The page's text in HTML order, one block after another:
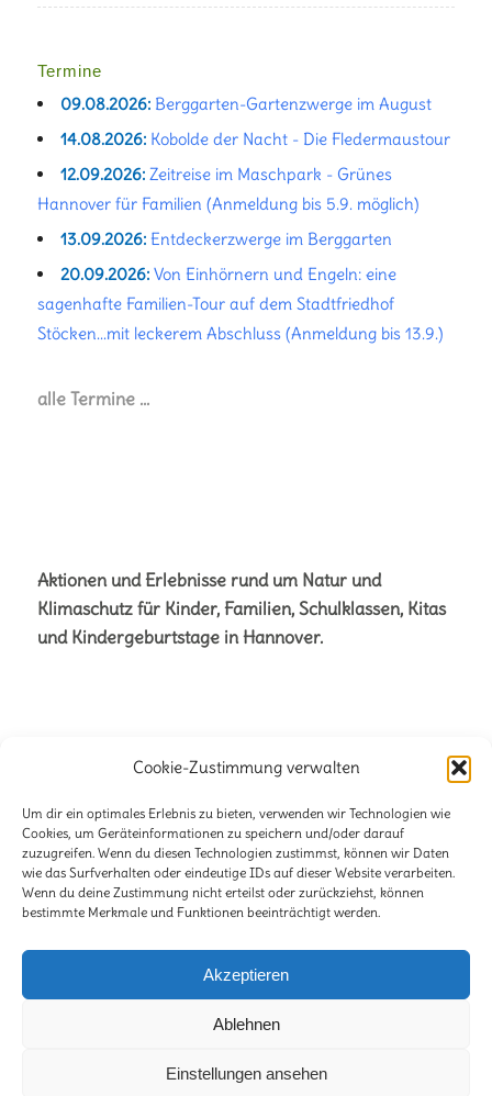
Cookie-Zustimmung verwalten
Um dir ein optimales Erlebnis zu bieten, verwenden wir Technologien wie
Cookies, um Geräteinformationen zu speichern und/oder darauf
zuzugreifen. Wenn du diesen Technologien zustimmst, können wir Daten
wie das Surfverhalten oder eindeutige IDs auf dieser Website verarbeiten.
Wenn du deine Zustimmung nicht erteilst oder zurückziehst, können
bestimmte Merkmale und Funktionen beeinträchtigt werden.
Akzeptieren
Ablehnen
Einstellungen ansehen
Termine
09.08.2026: Berggarten-Gartenzwerge im August
14.08.2026: Kobolde der Nacht - Die Fledermaustour
12.09.2026: Zeitreise im Maschpark - Grünes
Hannover für Familien (Anmeldung bis 5.9. möglich)
13.09.2026: Entdeckerzwerge im Berggarten
20.09.2026: Von Einhörnern und Engeln: eine
sagenhafte Familien-Tour auf dem Stadtfriedhof
Stöcken...mit leckerem Abschluss (Anmeldung bis 13.9.)
alle Termine …
Aktionen und Erlebnisse rund um Natur und
Klimaschutz für Kinder, Familien, Schulklassen, Kitas
und Kindergeburtstage in Hannover.
Verena + Volker Stahnke GbR
Stöckener Str. 125
30419 Hannover
Telefon: 0511-2281471